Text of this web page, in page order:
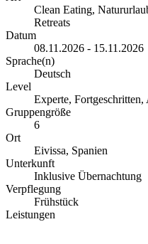
Clean Eating,
Retreats
Datum
08.11.2026 - 15.11.2026
Sprache(n)
Deutsch
Level
Experte, Fortgeschritten,
Gruppengröße
6
Ort
Eivissa, Spanien
Unterkunft
Inklusive Übernachtung
Verpflegung
Frühstück
Leistungen